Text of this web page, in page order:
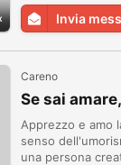
persone con una
buon senso
Invia
Careno
Se sai
Apprezzo e amo
senso
una persona